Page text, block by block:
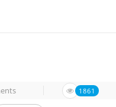
1861